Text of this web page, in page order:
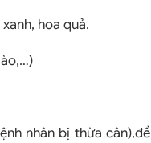
hoa quả.
nhân bị thừa cân),đề